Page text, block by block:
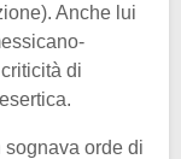
Anche lui
di
sognava orde di